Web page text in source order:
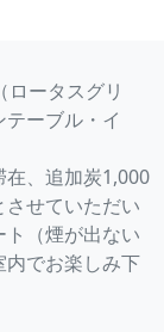
ロータスグリ
ーブル・イ
在、追加炭1,000
せていただい
（煙が出ない
内でお楽しみ下